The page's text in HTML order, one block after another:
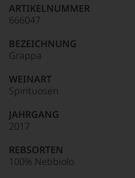
90–94 Punkte:
Unter 85 Punkte:
für
»Fine
für
die
edlen
Weine
der
Welt,
kaum
ein
Das
dokumentieren
ARTIKELNUMMER
666047
BEZEICHNUNG
Grappa
WEINART
Spirituosen
JAHRGANG
2017
REBSORTEN
100% Nebbiolo